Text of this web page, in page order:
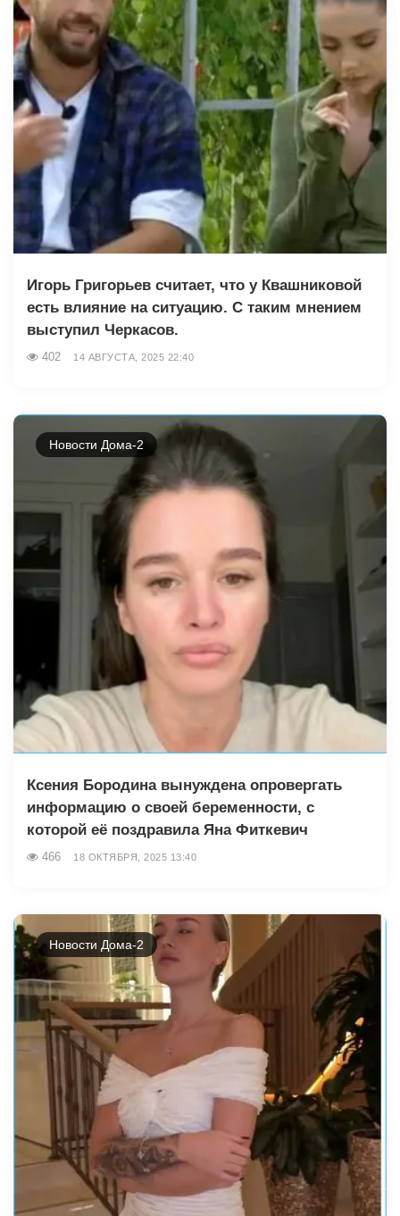
Игорь Григорьев считает, что у Квашниковой
есть влияние на ситуацию. С таким мнением
выступил Черкасов.
402 14 АВГУСТА, 2025 22:40
Новости Дома-2
Ксения Бородина вынуждена опровергать
информацию о своей беременности, с
которой её поздравила Яна Фиткевич
466 18 ОКТЯБРЯ, 2025 13:40
Новости Дома-2